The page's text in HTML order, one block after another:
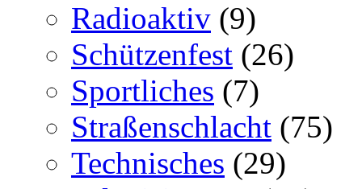
Radioaktiv (9)
Schützenfest (26)
Sportliches (7)
Straßenschlacht (75)
Technisches (29)